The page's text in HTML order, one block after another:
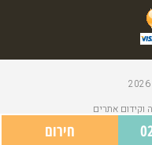
חירום
וקידום אתרים